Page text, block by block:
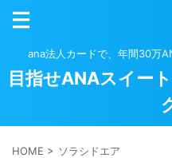
ana法人カードで、年間30万
目指せANAスイー
HOME > ソラシドエア